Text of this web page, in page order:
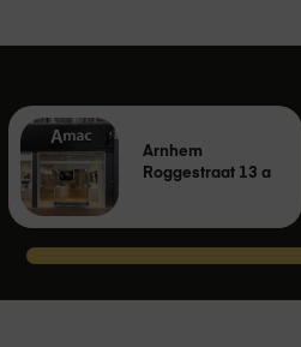
Arnhem
Roggestraat 13 a